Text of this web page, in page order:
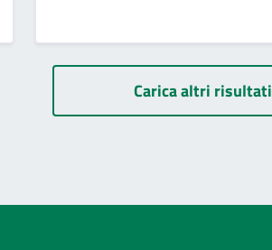
Carica altri risultati